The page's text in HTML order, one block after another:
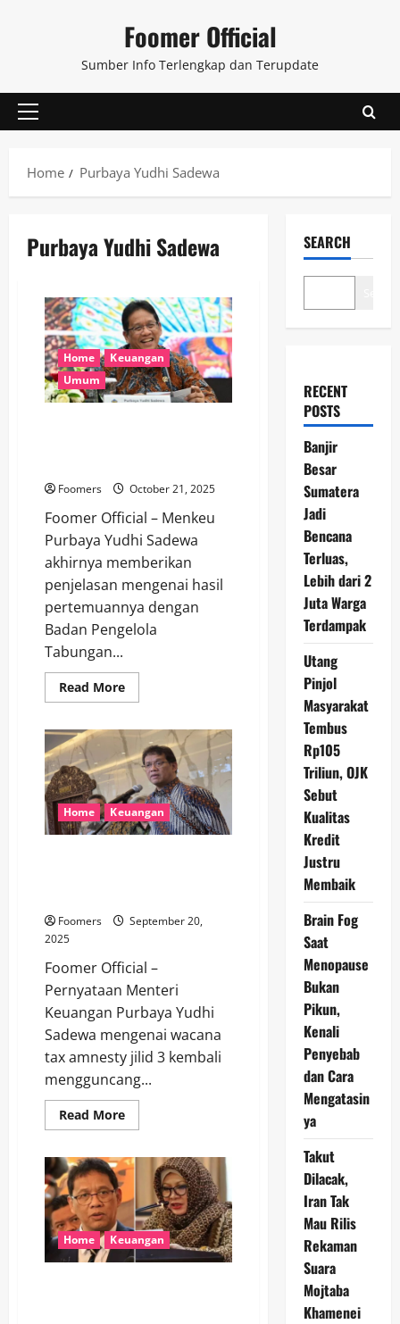
Foomer Official
Sumber Info Terlengkap dan Terupdate
Primary
Home
Purbaya Yudhi Sadewa
Purbaya Yudhi Sadewa
Home
Keuangan
Umum
Foomers October 21, 2025
Foomer Official – Menkeu
Purbaya Yudhi Sadewa
akhirnya memberikan
penjelasan mengenai hasil
pertemuannya dengan
Badan Pengelola
Tabungan...
Read MoreRead
more
Purbaya
Yudhi
Sadewa
Pastikan
SLIK
Bukan
Masalah
Utama
Pembelian
Home Keuangan
Foomers
September 20,
2025
Foomer Official –
Pernyataan Menteri
Keuangan Purbaya Yudhi
Sadewa mengenai wacana
tax amnesty jilid 3 kembali
mengguncang...
Read MoreRead
more
Soal
Tax
Amnesty
Jilid
Celah
Kibul
dan
Masa
Home Keuangan
SEARCH
RECENT
POSTS
Banjir
Besar
Sumatera
Jadi
Bencana
Terluas,
Lebih dari 2
Juta Warga
Terdampak
Utang
Pinjol
Masyarakat
Tembus
Rp105
Triliun, OJK
Sebut
Kualitas
Kredit
Justru
Membaik
Brain Fog
Saat
Menopause
Bukan
Pikun,
Kenali
Penyebab
dan Cara
Mengatasin
ya
Takut
Dilacak,
Iran Tak
Mau Rilis
Rekaman
Suara
Mojtaba
Khamenei